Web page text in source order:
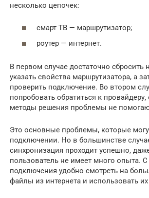
несколько цепочек:
смарт ТВ — маршрутизатор;
роутер — интернет.
В первом случае достаточно сбросить
указать свойства маршрутизатора, а
проверить подключение. Во втором
попробовать обратиться к провайдеру,
методы решения проблемы не
Это основные проблемы, которые
подключении. Но в большинстве
синхронизация проходит успешно,
пользователь не имеет много опыта.
подключения удобно смотреть на
файлы из интернета и использовать